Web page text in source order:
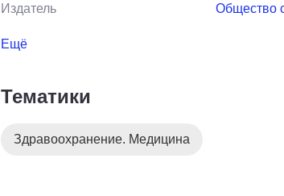
Издатель Общество
Ещё
Тематики
Здравоохранение. Медицина